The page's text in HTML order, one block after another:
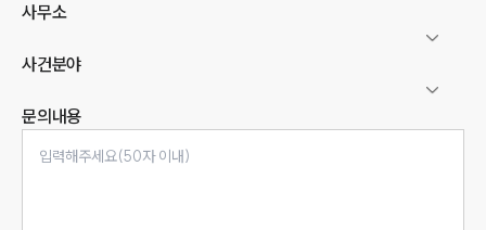
사무소
사건분야
문의내용